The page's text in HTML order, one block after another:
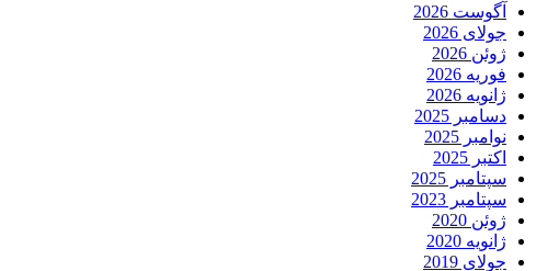
آگوست 2026
جولای 2026
ژوئن 2026
فوریه 2026
ژانویه 2026
دسامبر 2025
نوامبر 2025
اکتبر 2025
سپتامبر 2025
سپتامبر 2023
ژوئن 2020
ژانویه 2020
جولای 2019